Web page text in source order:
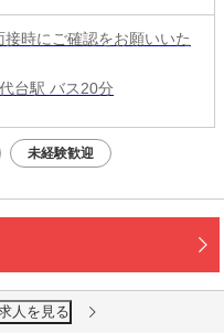
時にご確認をお願いいた
台駅 バス20分
未経験歓迎
人を見る